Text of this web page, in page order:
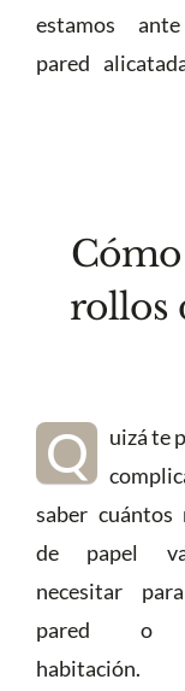
estamos
pared
rollos
Q
uizá te
saber cuántos
de papel
necesitar
pared o
habitación.